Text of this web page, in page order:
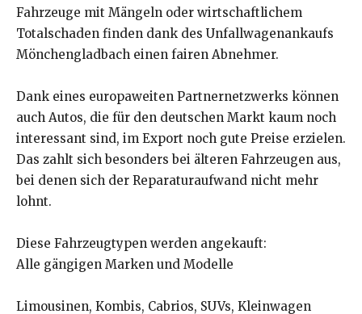
Fahrzeuge mit Mängeln oder wirtschaftlichem
Totalschaden finden dank des Unfallwagenankaufs
Mönchengladbach einen fairen Abnehmer.
Dank eines europaweiten Partnernetzwerks können
auch Autos, die für den deutschen Markt kaum noch
interessant sind, im Export noch gute Preise erzielen.
Das zahlt sich besonders bei älteren Fahrzeugen aus,
bei denen sich der Reparaturaufwand nicht mehr
lohnt.
Diese Fahrzeugtypen werden angekauft:
Alle gängigen Marken und Modelle
Limousinen, Kombis, Cabrios, SUVs, Kleinwagen